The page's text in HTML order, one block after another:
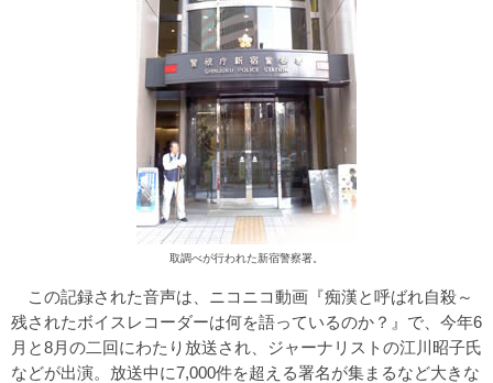
取調べが行われた新宿警察署。
この記録された音声は、ニコニコ動画『痴漢と呼ばれ自殺～
残されたボイスレコーダーは何を語っているのか？』で、今年6
月と8月の二回にわたり放送され、ジャーナリストの江川昭子氏
などが出演。放送中に7,000件を超える署名が集まるなど大きな